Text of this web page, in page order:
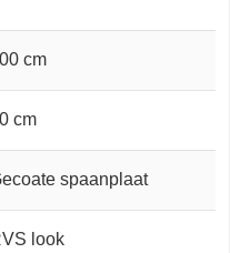
cm
cm
spaanplaat
look